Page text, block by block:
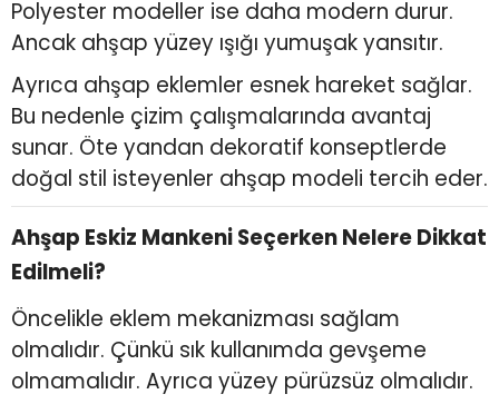
Polyester modeller ise daha modern durur.
Ancak ahşap yüzey ışığı yumuşak yansıtır.
Ayrıca ahşap eklemler esnek hareket sağlar.
Bu nedenle çizim çalışmalarında avantaj
sunar. Öte yandan dekoratif konseptlerde
doğal stil isteyenler ahşap modeli tercih eder.
Ahşap Eskiz Mankeni Seçerken Nelere Dikkat
Edilmeli?
Öncelikle eklem mekanizması sağlam
olmalıdır. Çünkü sık kullanımda gevşeme
olmamalıdır. Ayrıca yüzey pürüzsüz olmalıdır.